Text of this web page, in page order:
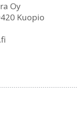
Oy
Kuopio